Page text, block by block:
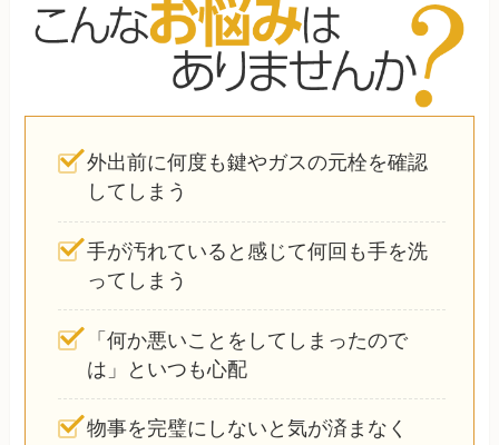
外出前に何度も鍵やガスの元栓を確認
してしまう
手が汚れていると感じて何回も手を洗
ってしまう
「何か悪いことをしてしまったので
は」といつも心配
物事を完璧にしないと気が済まなく